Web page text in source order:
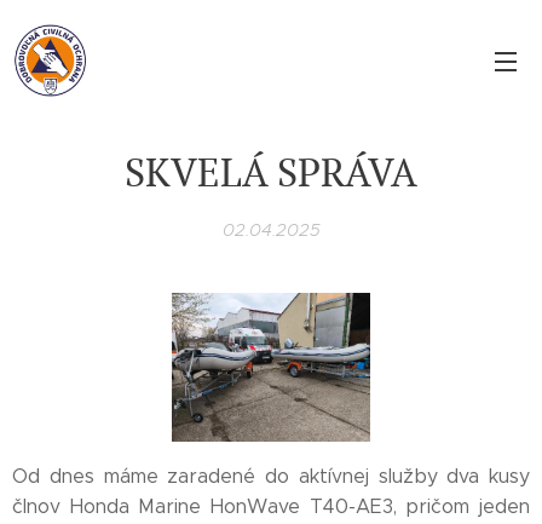
SKVELÁ SPRÁVA
02.04.2025
Od dnes máme zaradené do aktívnej služby dva kusy
člnov Honda Marine HonWave T40-AE3, pričom jeden